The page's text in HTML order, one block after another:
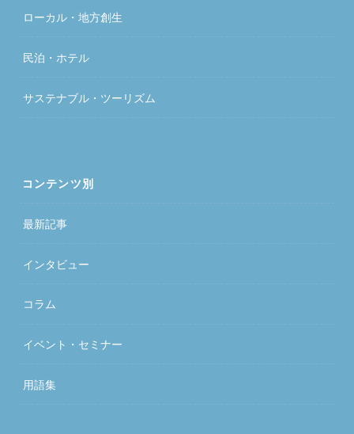
ローカル・地方創生
民泊・ホテル
サステナブル・ツーリズム
コンテンツ別
最新記事
インタビュー
コラム
イベント・セミナー
用語集